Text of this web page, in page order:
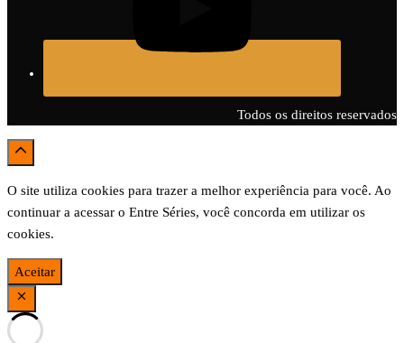
Todos os direitos reservados
O site utiliza cookies para trazer a melhor experiência para você. Ao
continuar a acessar o Entre Séries, você concorda em utilizar os
cookies.
Aceitar